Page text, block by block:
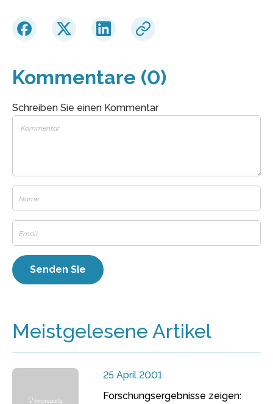
Kommentare (0)
Schreiben Sie einen Kommentar
Meistgelesene Artikel
25 April 2001
Forschungsergebnisse zeigen: